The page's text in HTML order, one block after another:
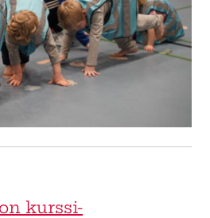
kurssi-